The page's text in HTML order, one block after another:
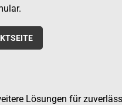
Lösungen für